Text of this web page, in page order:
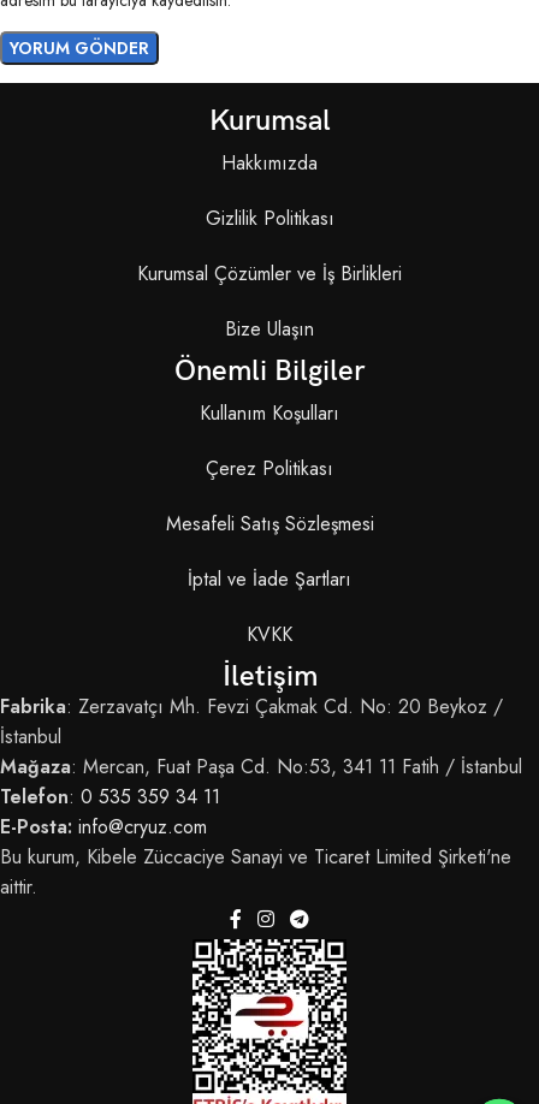
Kurumsal
Hakkımızda
Gizlilik Politikası
Kurumsal Çözümler ve İş Birlikleri
Bize Ulaşın
Önemli Bilgiler
Kullanım Koşulları
Çerez Politikası
Mesafeli Satış Sözleşmesi
İptal ve İade Şartları
KVKK
İletişim
Fabrika: Zerzavatçı Mh. Fevzi Çakmak Cd. No: 20 Beykoz /
İstanbul
Mağaza: Mercan, Fuat Paşa Cd. No:53, 341 11 Fatih / İstanbul
Telefon: 0 535 359 34 11
E-Posta: info@cryuz.com
Bu kurum, Kibele Züccaciye Sanayi ve Ticaret Limited Şirketi'ne
aittir.